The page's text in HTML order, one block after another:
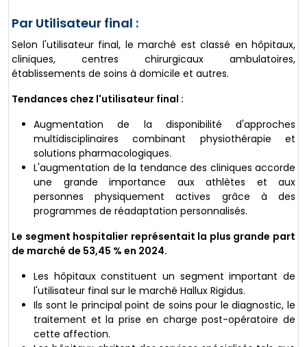
Par Utilisateur final :
Selon l'utilisateur final, le marché est classé en hôpitaux,
cliniques, centres chirurgicaux ambulatoires,
établissements de soins à domicile et autres.
Tendances chez l'utilisateur final :
Augmentation de la disponibilité d'approches
multidisciplinaires combinant physiothérapie et
solutions pharmacologiques.
L'augmentation de la tendance des cliniques accorde
une grande importance aux athlètes et aux
personnes physiquement actives grâce à des
programmes de réadaptation personnalisés.
Le segment hospitalier représentait la plus grande part
de marché de 53,45 % en 2024.
Les hôpitaux constituent un segment important de
l'utilisateur final sur le marché Hallux Rigidus.
Ils sont le principal point de soins pour le diagnostic, le
traitement et la prise en charge post-opératoire de
cette affection.